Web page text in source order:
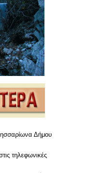
Δήμου
τηλεφωνικές